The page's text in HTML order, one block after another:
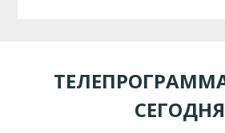
СЕГОДНЯ